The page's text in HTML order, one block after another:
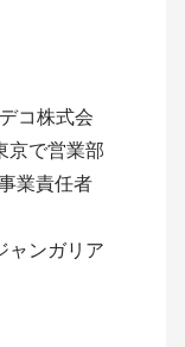
コ株式会
京で営業部
業責任者
ャンガリア